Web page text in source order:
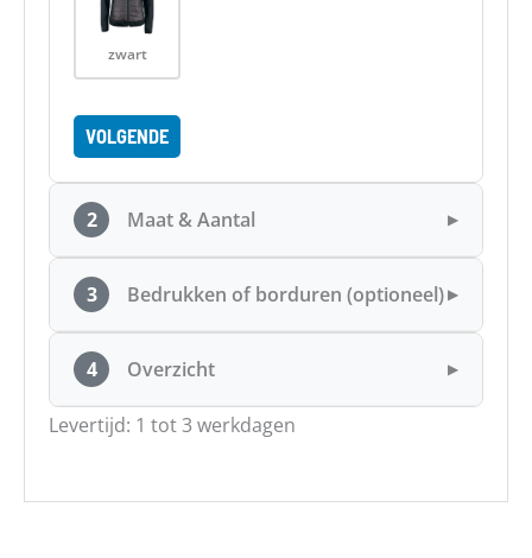
zwart
VOLGENDE
2 Maat & Aantal ▶
3 Bedrukken of borduren (optioneel)▶
4 Overzicht ▶
Levertijd: 1 tot 3 werkdagen